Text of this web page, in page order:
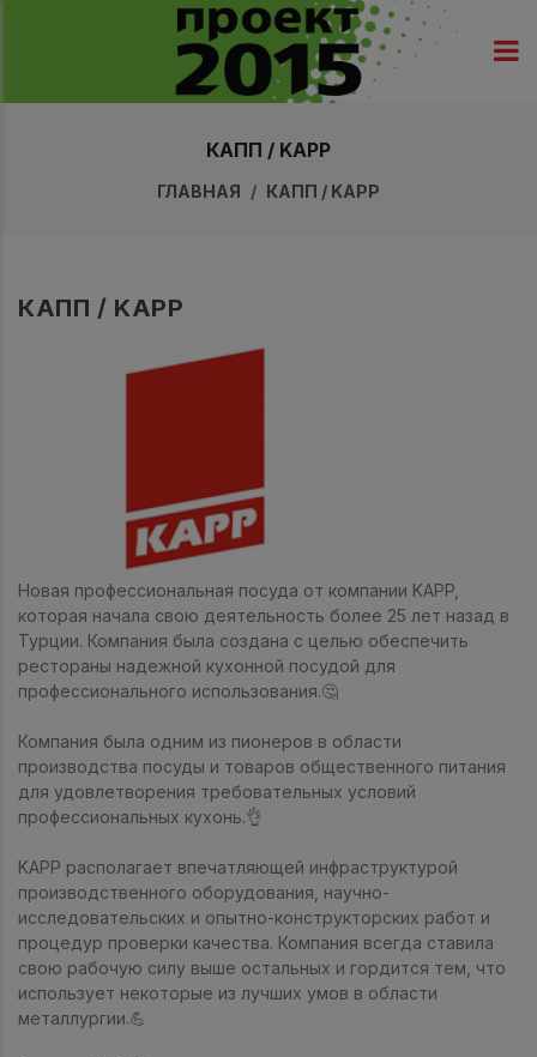
КАПП / KAPP
ГЛАВНАЯ КАПП / KAPP
КАПП / KAPP
Новая профессиональная посуда от компании KAPP,
которая начала свою деятельность более 25 лет назад в
Турции. Компания была создана с целью обеспечить
рестораны надежной кухонной посудой для
профессионального использования.🤔
Компания была одним из пионеров в области
производства посуды и товаров общественного питания
для удовлетворения требовательных условий
профессиональных кухонь.👌
KAPP располагает впечатляющей инфраструктурой
производственного оборудования, научно-
исследовательских и опытно-конструкторских работ и
процедур проверки качества. Компания всегда ставила
свою рабочую силу выше остальных и гордится тем, что
использует некоторые из лучших умов в области
металлургии.💪